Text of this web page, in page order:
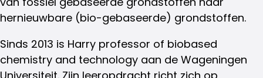
hernieuwbare (bio-gebaseerde) grondstoffen.
Sinds 2013 is Harry professor of biobased
chemistry and technology aan de Wageningen